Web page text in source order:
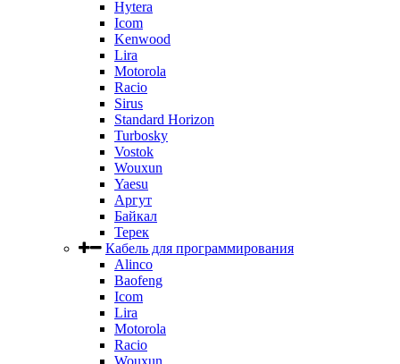
Hytera
Icom
Kenwood
Lira
Motorola
Racio
Sirus
Standard Horizon
Turbosky
Vostok
Wouxun
Yaesu
Аргут
Байкал
Терек
Кабель для программирования
Alinco
Baofeng
Icom
Lira
Motorola
Racio
Wouxun